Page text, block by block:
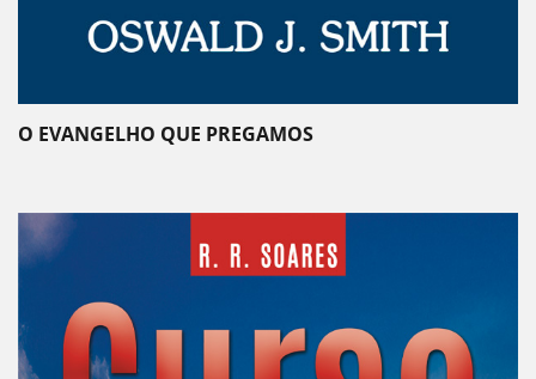
O EVANGELHO QUE PREGAMOS